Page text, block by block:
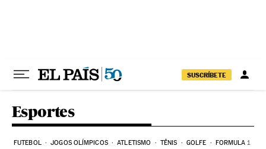
SUSCRÍBETE
Esportes
FUTEBOL JOGOS OLÍMPICOS ATLETISMO TÊNIS GOLFE FORMULA 1